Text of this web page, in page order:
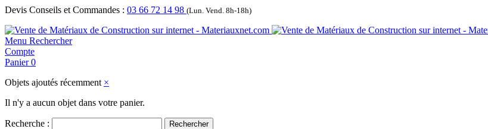
Devis Conseils et Commandes : 03 66 72 14 98 (Lun. Vend. 8h-18h)
Menu Rechercher
Compte
Panier 0
Objets ajoutés récemment ×
Il n'y a aucun objet dans votre panier.
Recherche : Rechercher